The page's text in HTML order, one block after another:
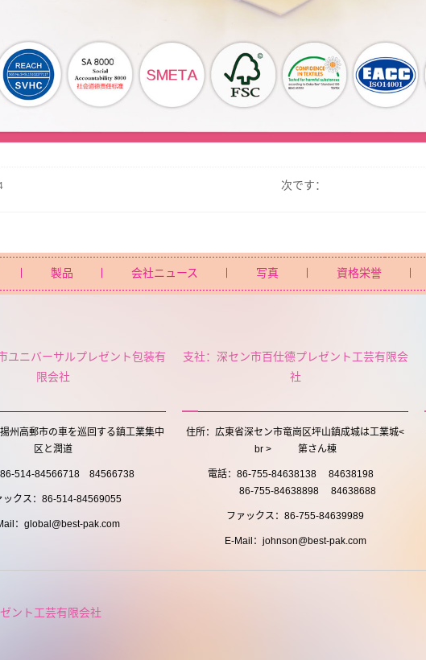
次です：
製品 会社ニュース 写真 資格栄誉
ユニバーサルプレゼント包装有
限会社
州高郵市の車を巡回する鎮工業集中
区と潤道
86-514-84566718 84566738
ックス：86-514-84569055
：global@best-pak.com
支社：深セン市百仕德プレゼント工芸有限会
社
住所：広東省深セン市竜崗区坪山鎮成城は工業城<
br > 第さん棟
電話：86-755-84638138 84638198
86-755-84638898 84638688
ファックス：86-755-84639989
E-Mail：johnson@best-pak.com
ント工芸有限会社